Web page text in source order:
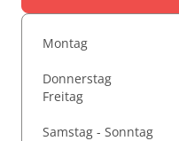
Montag
Donnerstag
Freitag
Samstag - Sonntag